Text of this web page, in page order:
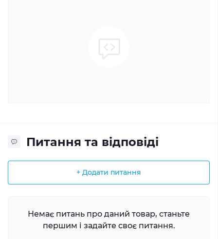
Питання та відповіді
+ Додати питання
Немає питань про даний товар, станьте
першим і задайте своє питання.